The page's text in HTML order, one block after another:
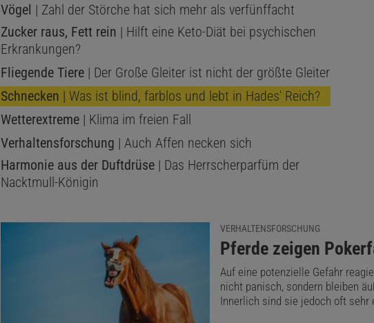
Vögel | Zahl der Störche hat sich mehr als verfünffacht
Zucker raus, Fett rein | Hilft eine Keto-Diät bei psychischen
Erkrankungen?
Fliegende Tiere| Der Große Gleiter ist nicht der größte Gleiter
Schnecken | Was ist blind, farblos und lebt in Hades' Reich?
Wetterextreme| Klima im freien Fall
Verhaltensforschung | Auch Affen necken sich
Harmonie aus der Duftdrüse| Das Herrscherparfüm der
Nacktmull-Königin
VERHALTENSFORSCHUNG
:
Pferde zeigen
Auf eine potenzielle Gefahr
nicht panisch, sondern bleiben
Innerlich sind sie jedoch oft sehr